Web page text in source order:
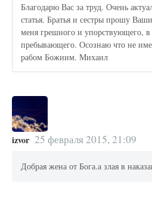
Благодарю Вас за труд. Очень
статья. Братья и сестры прошу
меня грешного и упорствующего, в
пребывающего. Осознаю что не
рабом Божиим. Михаил
izvor 25 февраля 2015, 21:09
Добрая жена от Бога.а злая в